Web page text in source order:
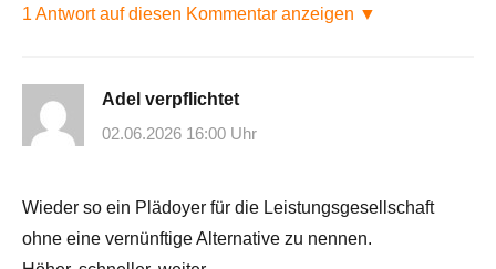
1 Antwort auf diesen Kommentar anzeigen ▼
Adel verpflichtet
02.06.2026 16:00 Uhr
Wieder so ein Plädoyer für die Leistungsgesellschaft
ohne eine vernünftige Alternative zu nennen.